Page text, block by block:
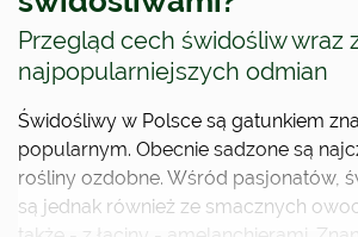
Przegląd cech świdośliw wraz
najpopularniejszych odmian
Świdośliwy w Polsce są gatunkiem
popularnym. Obecnie sadzone są
rośliny ozdobne. Wśród pasjonatów,
są jednak również ze smacznych